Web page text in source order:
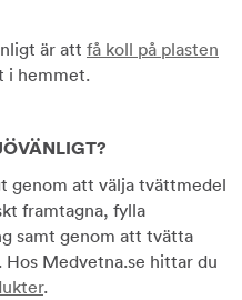
är att få koll på plasten
i hemmet.
genom att välja tvättmedel
framtagna, fylla
samt genom att tvätta
Medvetna.se hittar du
.